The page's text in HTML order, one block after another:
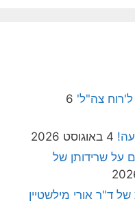
ל'רוח צה"ל' 6
4 באוגוסט 2026
על שרידותן של
ד"ר אורי מילשטיין